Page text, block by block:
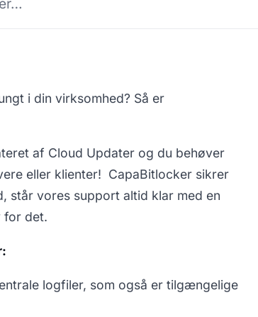
i din virksomhed? Så er
af Cloud Updater og du behøver
eller klienter! CapaBitlocker sikrer
står vores support altid klar med en
for det.
logfiler, som også er tilgængelige